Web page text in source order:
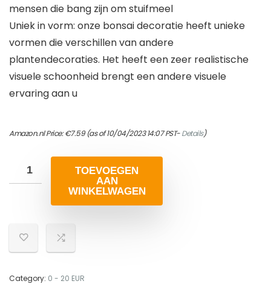
mensen die bang zijn om stuifmeel
Uniek in vorm: onze bonsai decoratie heeft unieke
vormen die verschillen van andere
plantendecoraties. Het heeft een zeer realistische
visuele schoonheid brengt een andere visuele
ervaring aan u
Amazon.nl Price:€7.59(as of 10/04/2023 14:07 PST-Details)
TOEVOEGEN
AAN
WINKELWAGEN
Category: 0 - 20 EUR